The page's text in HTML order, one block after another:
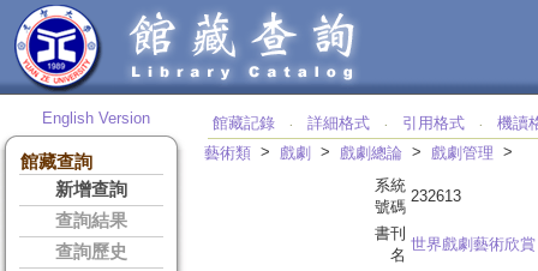
English Version
館藏查詢
新增查詢
查詢結果
查詢歷史
館藏記錄 ‧ 詳細格式 ‧ 引用格式 ‧
機讀
藝術類 > 戲劇 > 戲劇總論 > 戲劇管理 >
系統
號碼
232613
書刊
名
世界戲劇藝術欣賞